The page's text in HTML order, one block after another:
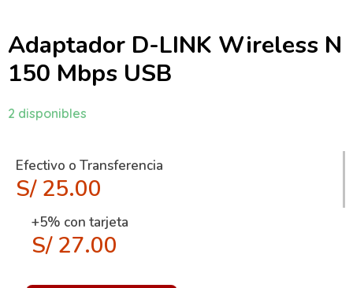
Adaptador D-LINK Wireless N
150 Mbps USB
2 disponibles
Efectivo o Transferencia
S/25.00
+5% con tarjeta
S/27.00